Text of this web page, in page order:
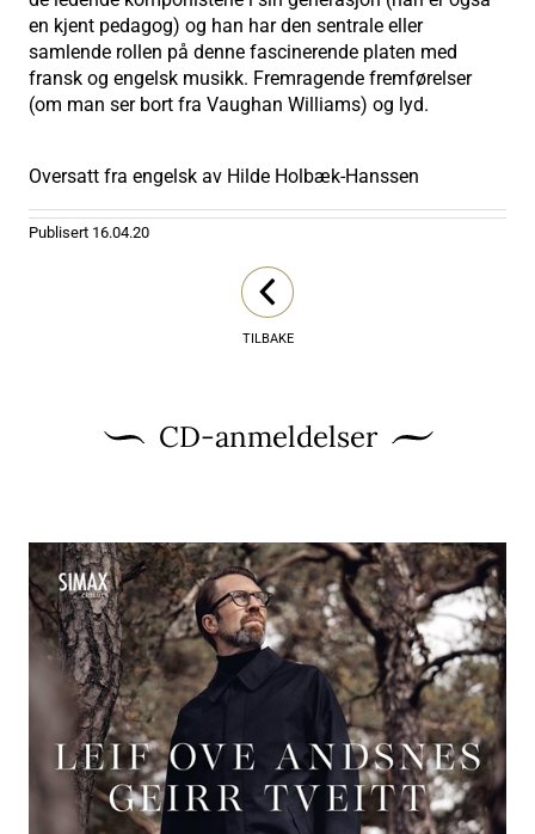
en kjent pedagog) og han har den sentrale eller
samlende rollen på denne fascinerende platen med
fransk og engelsk musikk. Fremragende fremførelser
(om man ser bort fra Vaughan Williams) og lyd.
Oversatt fra engelsk av Hilde Holbæk-Hanssen
Publisert 16.04.20
TILBAKE
CD-anmeldelser